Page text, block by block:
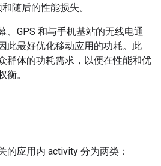
随后的性能损失。
、GPS 和与手机基站的无线电通
此最好优化移动应用的功耗。此
群体的功耗需求，以便在性能和优
衡。
的应用内 activity 分为两类：